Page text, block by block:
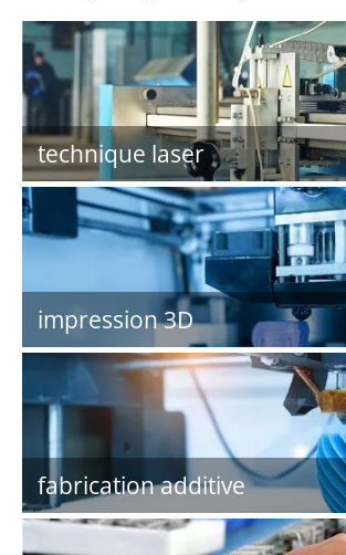
technique laser
impression 3D
fabrication additive